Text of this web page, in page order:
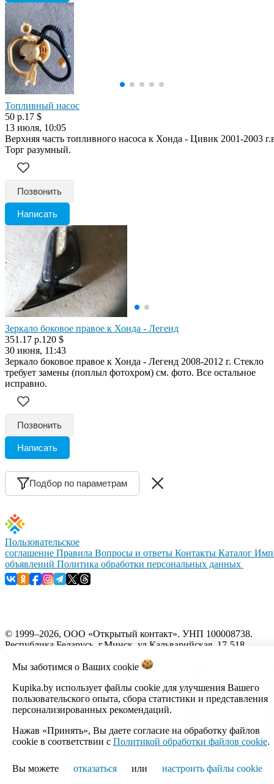
Топливный насос
50 р.17 $
13 июля, 10:05
Верхняя часть топливного насоса к Хонда - Цивик 2001-2003
Торг разумный.
Позвонить
Написать
Зеркало боковое правое к Хонда - Легенд
351.17 р.120 $
30 июня, 11:43
Зеркало боковое правое к Хонда - Легенд 2008-2012 г. Стекло
требует замены (поплыл фотохром) см. фото. Все остальное
исправно.
Позвонить
Написать
Подбор по параметрам
Мы заботимся о Ваших cookie
Kupika.by использует файлы cookie для улучшения Вашего
пользовательского опыта, сбора статистики и представления
персонализированных рекомендаций.
Нажав «Принять», Вы даете согласие на обработку файлов
cookie в соответствии с Политикой обработки файлов cookie.
Вы можете отказаться или
настроить файлы cookie
Пользовательское
соглашение Правила Вопросы и ответы Контакты Каталог
объявлений Политика обработки персональных данных
© 1999–2026, ООО «Открытый контакт». УНП 100008738.
Республика Беларусь, г.Минск, ул.Кальварийская, 17-518.
Настройка cookie